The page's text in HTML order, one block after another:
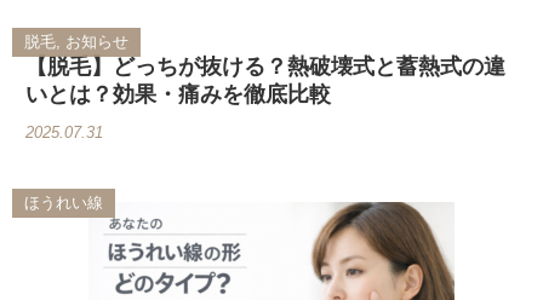
脱毛, お知らせ
【脱毛】どっちが抜ける？熱破壊式と蓄熱式の違
いとは？効果・痛みを徹底比較
2025.07.31
ほうれい線